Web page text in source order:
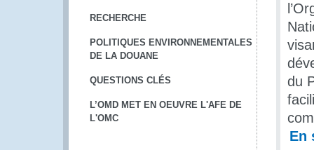
RECHERCHE
POLITIQUES ENVIRONNEMENTALES
DE LA DOUANE
QUESTIONS CLÉS
L’OMD MET EN OEUVRE L'AFE DE
L'OMC
du
En